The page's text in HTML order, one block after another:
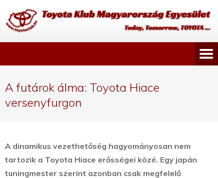
A futárok álma: Toyota Hiace
versenyfurgon
A dinamikus vezethetőség hagyományosan nem
tartozik a Toyota Hiace erősségei közé. Egy japán
tuningmester szerint azonban csak megfelelő